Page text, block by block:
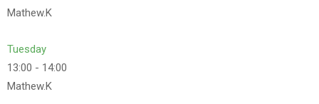
Mathew.K
Tuesday
13:00 - 14:00
Mathew.K